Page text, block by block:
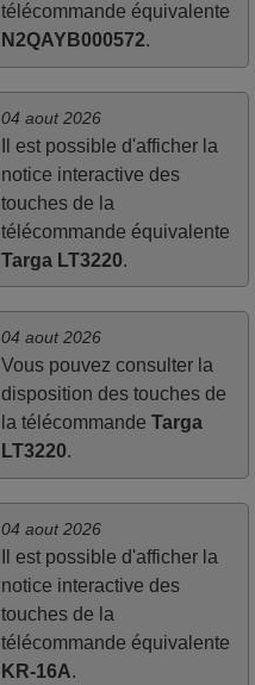
télécommande équivalente
N2QAYB000572.
04 aout 2026
Il est possible d'afficher la
notice interactive des
touches de la
télécommande équivalente
Targa LT3220.
04 aout 2026
Vous pouvez consulter la
disposition des touches de
la télécommande Targa
LT3220.
04 aout 2026
Il est possible d'afficher la
notice interactive des
touches de la
télécommande équivalente
KR-16A.